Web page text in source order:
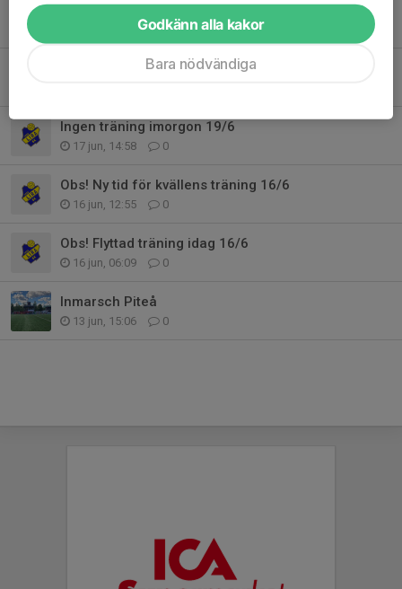
Strandhäng
27 jun, 10:24 0
Info angående PSG
Ingen träning imorgon 19/6
17 jun, 14:58 0
Obs! Ny tid för kvällens träning 16/6
16 jun, 12:55 0
Obs! Flyttad träning idag 16/6
16 jun, 06:09 0
Inmarsch Piteå
13 jun, 15:06 0
Godkänn alla kakor
Bara nödvändiga